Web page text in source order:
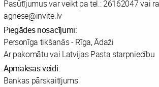
Pasūtījumus var veikt pa tel.: 26162047 vai
agnese@invite.lv
Piegādes nosacījumi:
Personīga tikšanās - Rīga, Ādaži
Ar pakomātu vai Latvijas Pasta starpniecību
Apmaksas veidi:
Bankas pārskaitījums